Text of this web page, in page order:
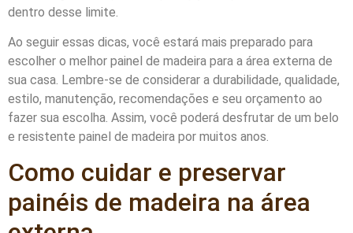
dentro desse limite.
Ao seguir essas dicas, você estará mais preparado para
escolher o melhor painel de madeira para a área externa de
sua casa. Lembre-se de considerar a durabilidade, qualidade,
estilo, manutenção, recomendações e seu orçamento ao
fazer sua escolha. Assim, você poderá desfrutar de um belo
e resistente painel de madeira por muitos anos.
Como cuidar e preservar
painéis de madeira na área